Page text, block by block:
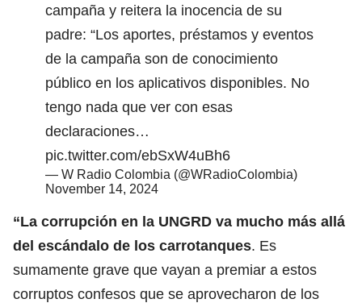
campaña y reitera la inocencia de su
padre: “Los aportes, préstamos y eventos
de la campaña son de conocimiento
público en los aplicativos disponibles. No
tengo nada que ver con esas
declaraciones…
pic.twitter.com/ebSxW4uBh6
— W Radio Colombia (@WRadioColombia)
November 14, 2024
“La corrupción en la UNGRD va mucho más allá
del escándalo de los carrotanques. Es
sumamente grave que vayan a premiar a estos
corruptos confesos que se aprovecharon de los